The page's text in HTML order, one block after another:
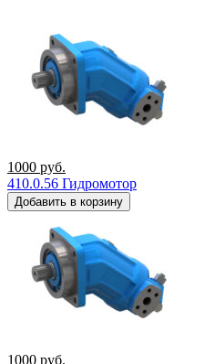
1000 руб.
410.0.56 Гидромотор
Добавить в корзину
1000 руб.